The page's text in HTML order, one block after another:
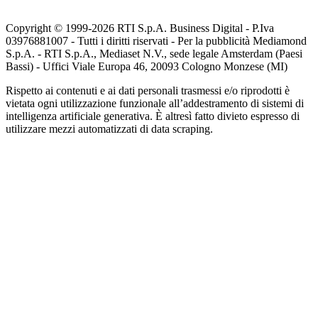
Copyright © 1999-2026 RTI S.p.A. Business Digital - P.Iva
03976881007 - Tutti i diritti riservati - Per la pubblicità Mediamond
S.p.A. - RTI S.p.A., Mediaset N.V., sede legale Amsterdam (Paesi
Bassi) - Uffici Viale Europa 46, 20093 Cologno Monzese (MI)
Rispetto ai contenuti e ai dati personali trasmessi e/o riprodotti è
vietata ogni utilizzazione funzionale all’addestramento di sistemi di
intelligenza artificiale generativa. È altresì fatto divieto espresso di
utilizzare mezzi automatizzati di data scraping.